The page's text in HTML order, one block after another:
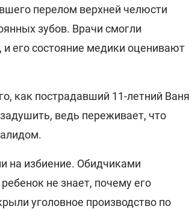
перелом верхней челюсти
зубов. Врачи смогли
его состояние медики оценивают
как пострадавший 11-летний Ваня
ведь переживает, что
на избиение. Обидчиками
не знает, почему его
уголовное производство по